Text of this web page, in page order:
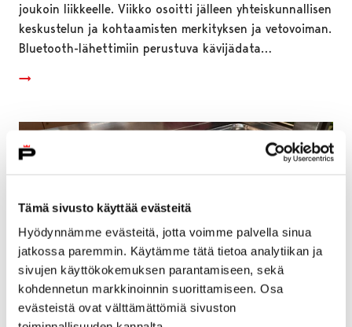
Tämä sivusto käyttää evästeitä
Hyödynnämme evästeitä, jotta voimme palvella sinua
jatkossa paremmin. Käytämme tätä tietoa analytiikan ja
sivujen käyttökokemuksen parantamiseen, sekä
kohdennetun markkinoinnin suorittamiseen. Osa
evästeistä ovat välttämättömiä sivuston
joukoin liikkeelle. Viikko osoitti jälleen yhteiskunnallisen
keskustelun ja kohtaamisten merkityksen ja vetovoiman.
Bluetooth-lähettimiin perustuva kävijädata…